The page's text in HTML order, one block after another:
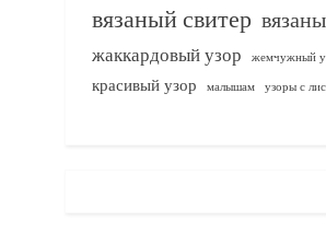
вязаный свитер
жаккардовый узор жемчужный
красивый узор малышам узоры с